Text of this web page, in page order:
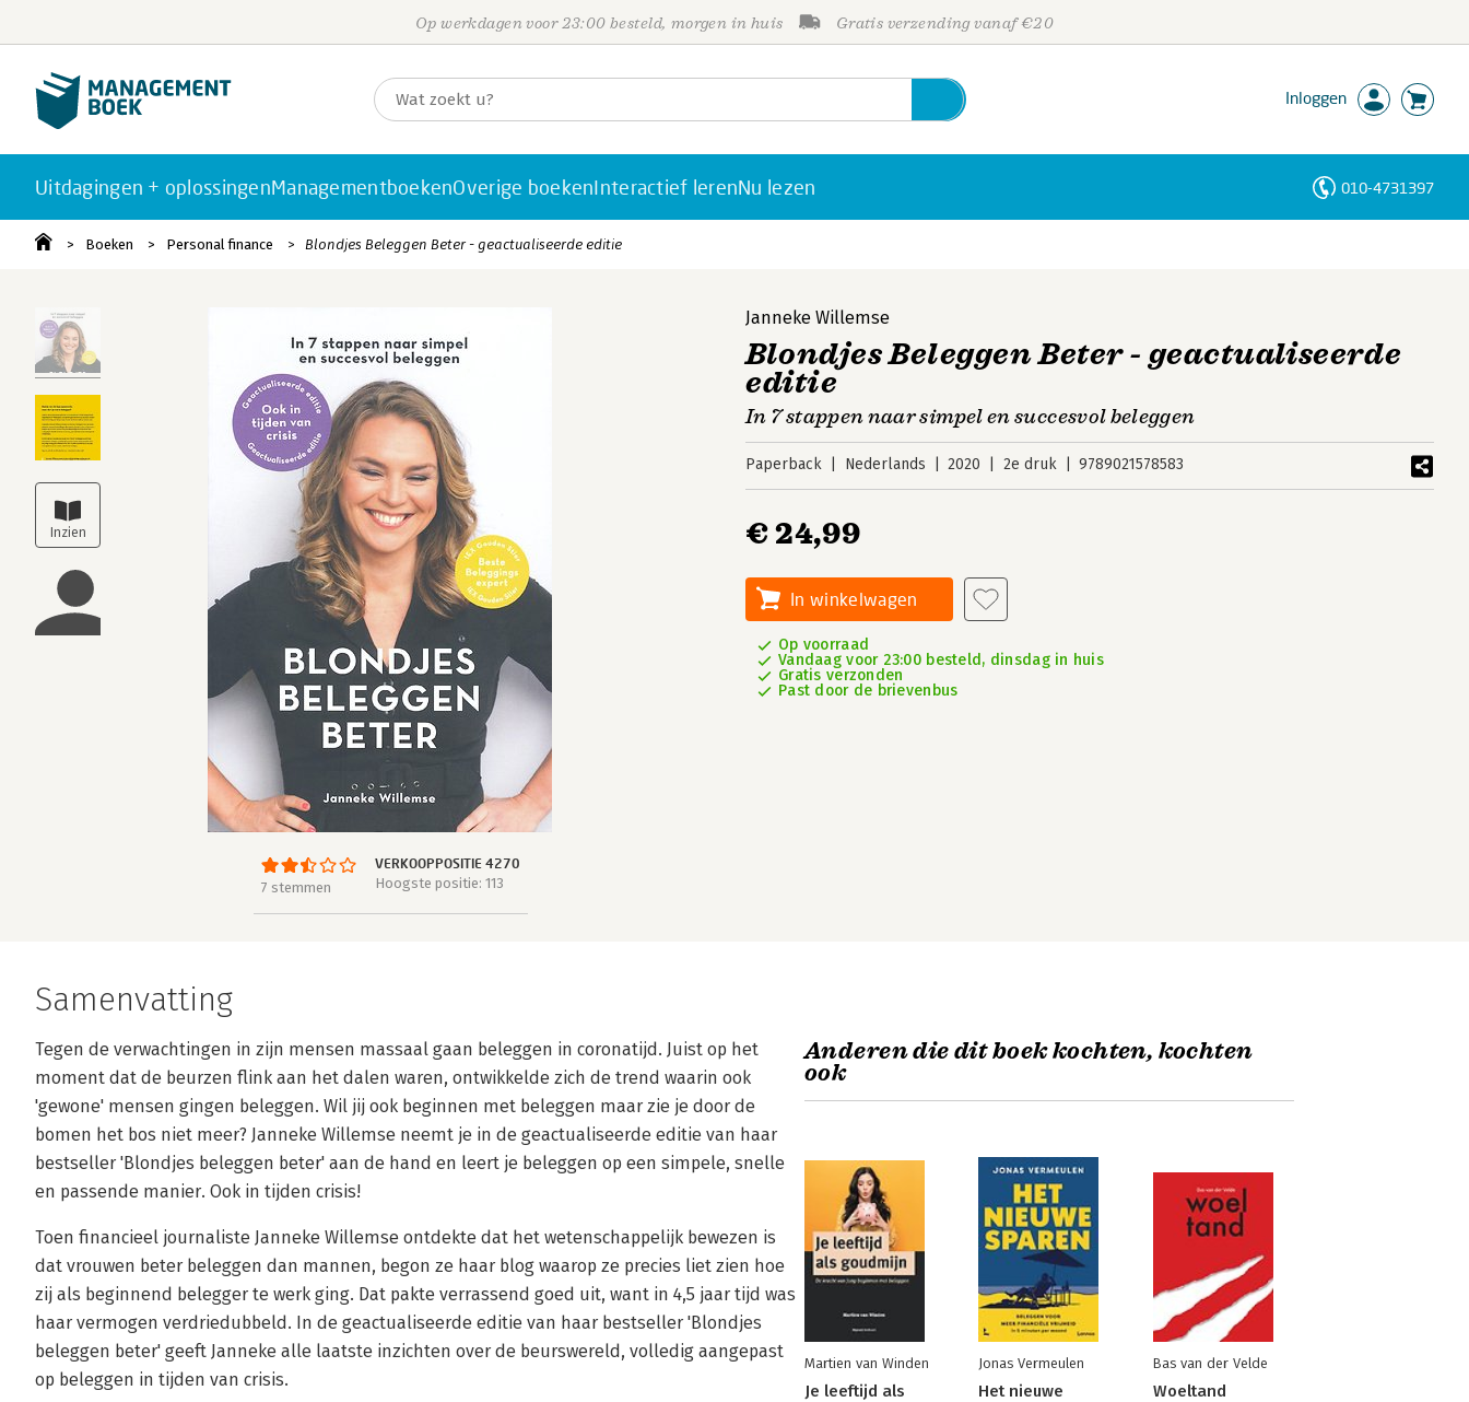
Op werkdagen voor 23:00 besteld, morgen in huis Gratis verzending vanaf €20
Inloggen
Uitdagingen + oplossingenManagementboekenOverige boekenInteractief lerenNu lezen 010-4731397
Boeken Personal finance Blondjes Beleggen Beter - geactualiseerde editie
7 stemmen
VERKOOPPOSITIE 4270
Hoogste positie: 113
Janneke Willemse
Blondjes Beleggen Beter - geactualiseerde
editie
In 7 stappen naar simpel en succesvol beleggen
Paperback Nederlands 2020 2e druk 9789021578583
€ 24,99
In winkelwagen
Op voorraad
Vandaag voor 23:00 besteld, dinsdag in huis
Gratis verzonden
Past door de brievenbus
Samenvatting
Tegen de verwachtingen in zijn mensen massaal gaan beleggen in coronatijd. Juist op het
moment dat de beurzen flink aan het dalen waren, ontwikkelde zich de trend waarin ook
'gewone' mensen gingen beleggen. Wil jij ook beginnen met beleggen maar zie je door de
bomen het bos niet meer? Janneke Willemse neemt je in de geactualiseerde editie van haar
bestseller 'Blondjes beleggen beter' aan de hand en leert je beleggen op een simpele, snelle
en passende manier. Ook in tijden crisis!
Toen financieel journaliste Janneke Willemse ontdekte dat het wetenschappelijk bewezen is
dat vrouwen beter beleggen dan mannen, begon ze haar blog waarop ze precies liet zien hoe
zij als beginnend belegger te werk ging. Dat pakte verrassend goed uit, want in 4,5 jaar tijd was
haar vermogen verdriedubbeld. In de geactualiseerde editie van haar bestseller 'Blondjes
beleggen beter' geeft Janneke alle laatste inzichten over de beurswereld, volledig aangepast
op beleggen in tijden van crisis.
Anderen die dit boek kochten, kochten
ook
Martien van Winden
Je leeftijd als
Jonas Vermeulen
Het nieuwe
Bas van der Velde
Woeltand
Personen